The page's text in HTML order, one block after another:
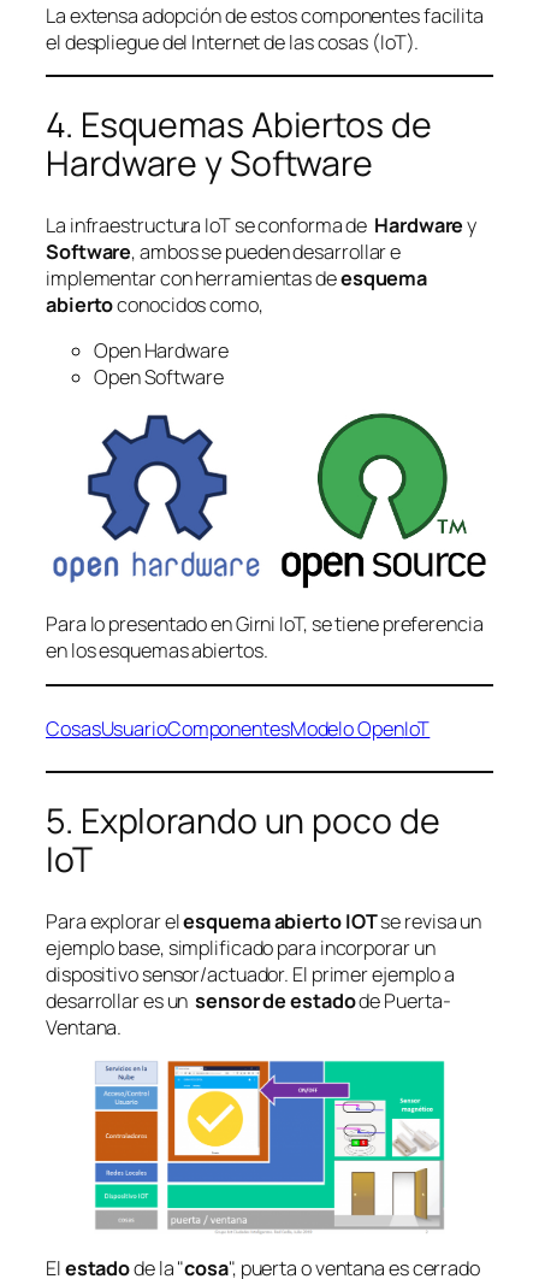
La extensa adopción de estos componentes facilita
el despliegue del Internet de las cosas (IoT).
4. Esquemas Abiertos de
Hardware y Software
La infraestructura IoT se conforma de Hardwarey
Software, ambos se pueden desarrollar e
implementar con herramientas deesquema
abiertoconocidos como,
Open Hardware
Open Software
Para lo presentado en Girni IoT, se tiene preferencia
en los esquemas abiertos.
CosasUsuarioComponentesModelo OpenIoT
5. Explorando un poco de
IoT
Para explorar elesquema abierto IOTse revisa un
ejemplo base, simplificado para incorporar un
dispositivo sensor/actuador. El primer ejemplo a
desarrollar es unsensor de estadode Puerta-
Ventana.
Elestadode la "cosa", puerta o ventana es cerrado